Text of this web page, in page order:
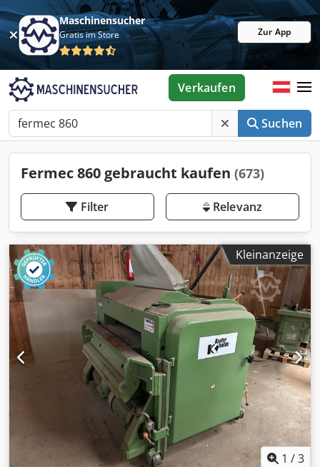
Maschinensucher
Gratis im Store Zur App
Suchen
Verkaufen
Fermec 860 gebraucht kaufen (673)
Filter Relevanz
Kleinanzeige
1 /3